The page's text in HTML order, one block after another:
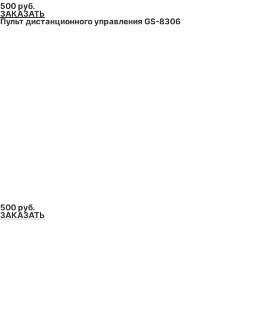
500 руб.
ЗАКАЗАТЬ
Пульт дистанционного управления GS-8306
500 руб.
ЗАКАЗАТЬ